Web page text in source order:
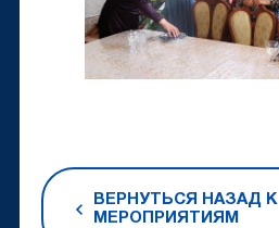
ВЕРНУТЬСЯ НАЗАД К
МЕРОПРИЯТИЯМ